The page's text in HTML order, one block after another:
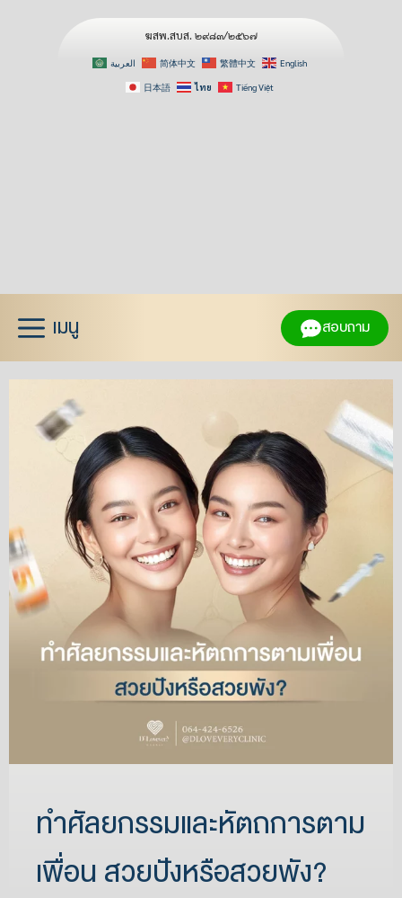
ฆสพ.สบส. ๒๙๘๓/๒๕๖๗
العربية 简体中文 繁體中文 English
日本語 ไทย Tiếng Việt
เมนู สอบถาม
ทำศัลยกรรมและหัตถการตาม
เพื่อน สวยปังหรือสวยพัง?